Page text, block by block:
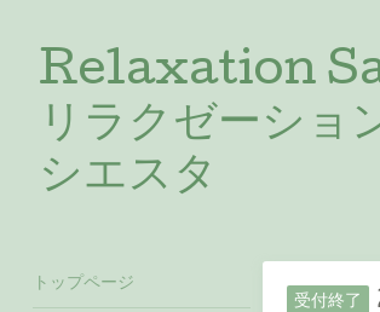
Relaxation
リラクゼーショ
シエスタ
受付終了
トップページ